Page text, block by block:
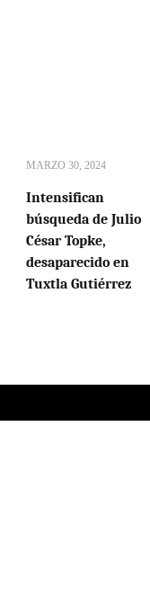
MARZO 30, 2024
Intensifican
búsqueda de Julio
César Topke,
desaparecido en
Tuxtla Gutiérrez